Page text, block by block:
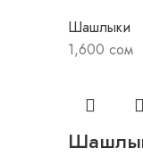
Шашлыки
1,600 сом